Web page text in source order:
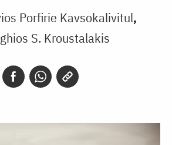
Porfirie Kavsokalivitul
S. Kroustalakis